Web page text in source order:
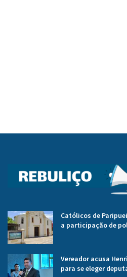
Católicos de
a participação de
Vereador acusa
para se eleger